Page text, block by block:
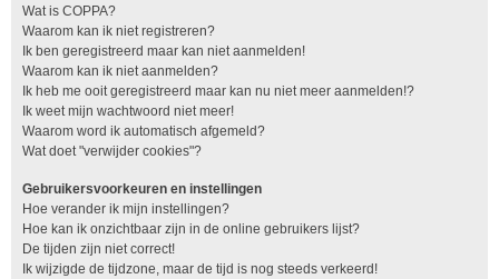
Wat is COPPA?
Waarom kan ik niet registreren?
Ik ben geregistreerd maar kan niet aanmelden!
Waarom kan ik niet aanmelden?
Ik heb me ooit geregistreerd maar kan nu niet meer aanmelden!?
Ik weet mijn wachtwoord niet meer!
Waarom word ik automatisch afgemeld?
Wat doet "verwijder cookies"?
Gebruikersvoorkeuren en instellingen
Hoe verander ik mijn instellingen?
Hoe kan ik onzichtbaar zijn in de online gebruikers lijst?
De tijden zijn niet correct!
Ik wijzigde de tijdzone, maar de tijd is nog steeds verkeerd!